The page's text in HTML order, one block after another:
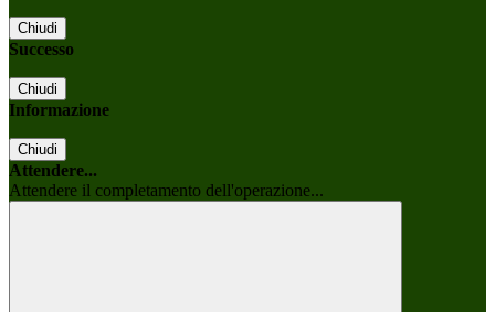
Chiudi
Successo
Chiudi
Informazione
Chiudi
Attendere...
Attendere il completamento dell'operazione...